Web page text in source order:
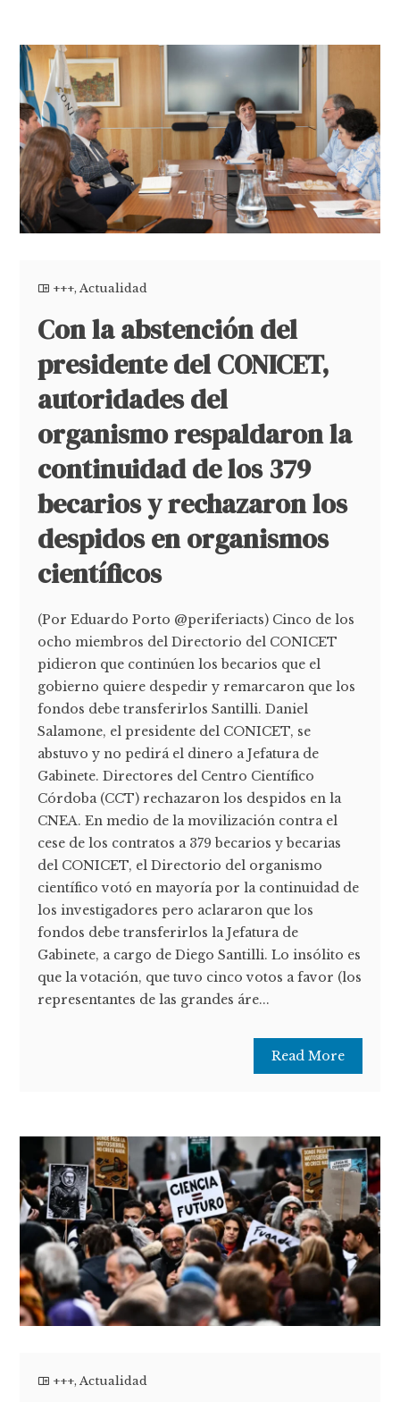
+++,Actualidad
Con la abstención del
presidente del CONICET,
autoridades del
organismo respaldaron la
continuidad de los 379
becarios y rechazaron los
despidos en organismos
científicos
(Por Eduardo Porto @periferiacts) Cinco de los
ocho miembros del Directorio del CONICET
pidieron que continúen los becarios que el
gobierno quiere despedir y remarcaron que los
fondos debe transferirlos Santilli. Daniel
Salamone, el presidente del CONICET, se
abstuvo y no pedirá el dinero a Jefatura de
Gabinete. Directores del Centro Científico
Córdoba (CCT) rechazaron los despidos en la
CNEA. En medio de la movilización contra el
cese de los contratos a 379 becarios y becarias
del CONICET, el Directorio del organismo
científico votó en mayoría por la continuidad de
los investigadores pero aclararon que los
fondos debe transferirlos la Jefatura de
Gabinete, a cargo de Diego Santilli. Lo insólito es
que la votación, que tuvo cinco votos a favor (los
representantes de las grandes áre...
Read More
+++,Actualidad